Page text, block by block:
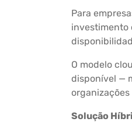
Para
investimento
O modelo
disponível —
Solução